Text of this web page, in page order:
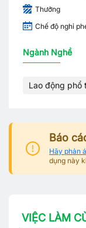
Thưởng
Chế độ nghỉ
Ngành Nghề
Lao động phổ
Báo
Hãy phản
dụng này
VIỆC LÀM